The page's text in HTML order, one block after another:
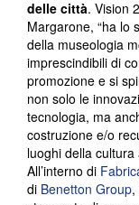
delle città. Vision
Margarone, “ha lo
della museologia
imprescindibili di
promozione e si
non solo le
tecnologia, ma
costruzione e/o
luoghi della cultura
All’interno di
di Benetton Group,